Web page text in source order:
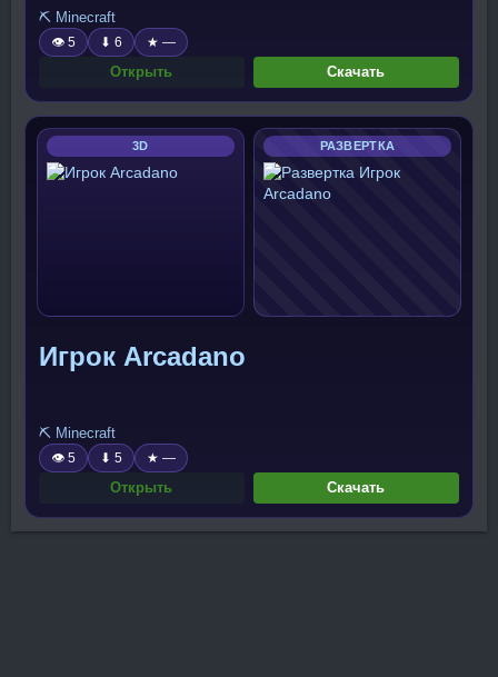
⛏️ Minecraft
👁 5 ⬇ 6 ★ —
Открыть Скачать
3D РАЗВЕРТКА
Игрок Arcadano
⛏️ Minecraft
👁 5 ⬇ 5 ★ —
Открыть Скачать